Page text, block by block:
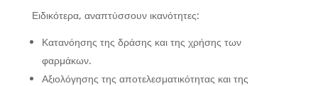
Ειδικότερα, αναπτύσσουν ικανότητες:
Κατανόησης της δράσης και της χρήσης των
φαρμάκων.
Αξιολόγησης της αποτελεσματικότητας και της